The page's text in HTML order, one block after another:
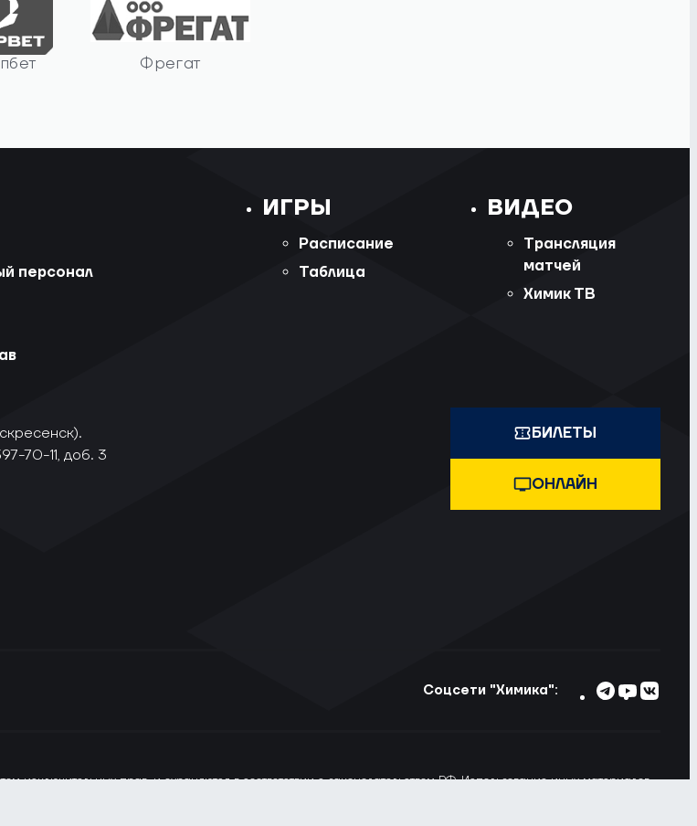
Фрегат
персонал
ИГРЫ
Расписание
Таблица
ВИДЕО
Трансляция
матчей
Химик ТВ
70-11, доб. 3
БИЛЕТЫ
ОНЛАЙН
Соцсети "Химика":
исключительных прав, и охраняются в соответствии с законодательством РФ. Использование иных материалов